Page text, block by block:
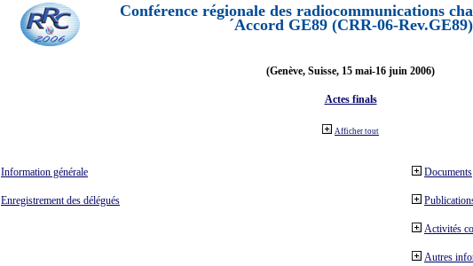
Conférence régionale des radiocommunications
´Accord GE89 (CRR-06-Rev.GE89)
(Genève, Suisse, 15 mai-16 juin 2006)
Actes finals
Afficher tout
Information générale
Enregistrement des délégués
Documents
Activités
Autres